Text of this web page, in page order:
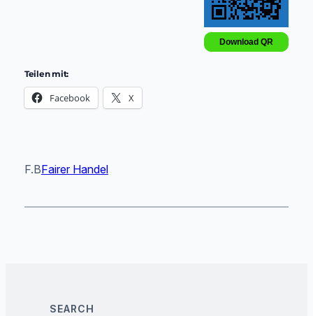
Download QR
Teilen mit:
Facebook X
F.BFairer Handel
SEARCH